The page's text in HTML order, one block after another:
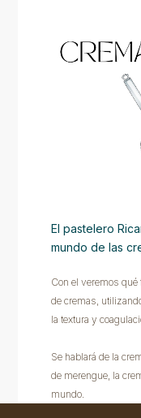
El pastelero
mundo de las
Con el veremos
de cremas,
la textura y
Se hablará de la
de merengue, la
mundo.